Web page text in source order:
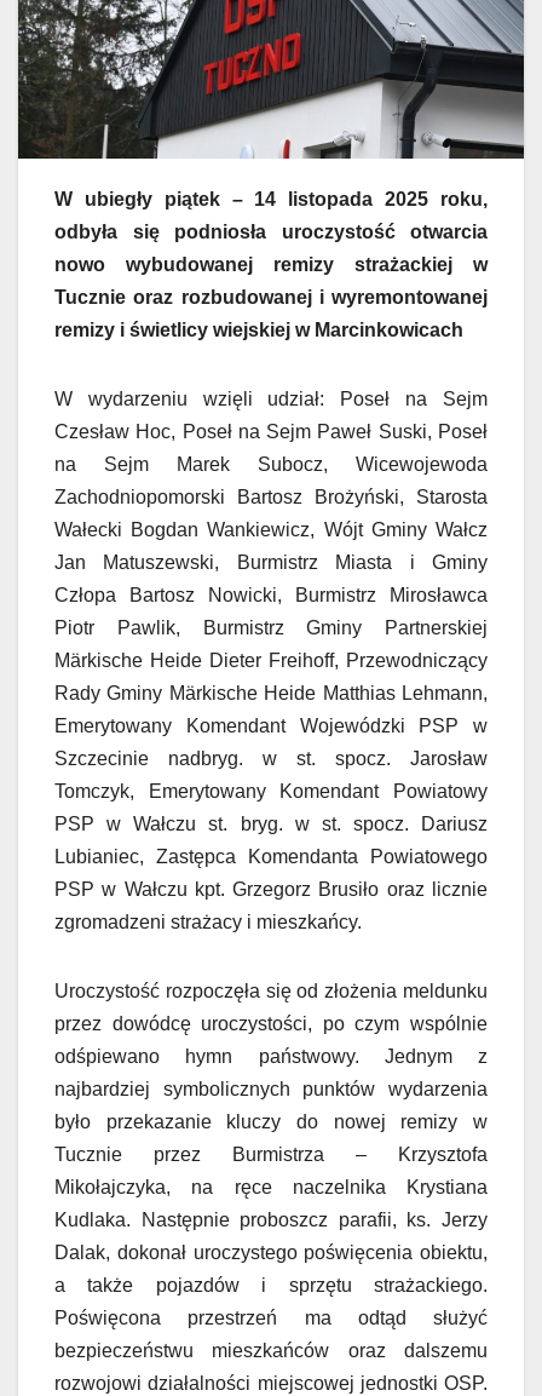
W ubiegły piątek – 14 listopada 2025 roku,
odbyła się podniosła uroczystość otwarcia
nowo wybudowanej remizy strażackiej w
Tucznie oraz rozbudowanej i wyremontowanej
remizy i świetlicy wiejskiej w Marcinkowicach
W wydarzeniu wzięli udział: Poseł na Sejm
Czesław Hoc, Poseł na Sejm Paweł Suski, Poseł
na Sejm Marek Subocz, Wicewojewoda
Zachodniopomorski Bartosz Brożyński, Starosta
Wałecki Bogdan Wankiewicz, Wójt Gminy Wałcz
Jan Matuszewski, Burmistrz Miasta i Gminy
Człopa Bartosz Nowicki, Burmistrz Mirosławca
Piotr Pawlik, Burmistrz Gminy Partnerskiej
Märkische Heide Dieter Freihoff, Przewodniczący
Rady Gminy Märkische Heide Matthias Lehmann,
Emerytowany Komendant Wojewódzki PSP w
Szczecinie nadbryg. w st. spocz. Jarosław
Tomczyk, Emerytowany Komendant Powiatowy
PSP w Wałczu st. bryg. w st. spocz. Dariusz
Lubianiec, Zastępca Komendanta Powiatowego
PSP w Wałczu kpt. Grzegorz Brusiło oraz licznie
zgromadzeni strażacy i mieszkańcy.
Uroczystość rozpoczęła się od złożenia meldunku
przez dowódcę uroczystości, po czym wspólnie
odśpiewano hymn państwowy. Jednym z
najbardziej symbolicznych punktów wydarzenia
było przekazanie kluczy do nowej remizy w
Tucznie przez Burmistrza – Krzysztofa
Mikołajczyka, na ręce naczelnika Krystiana
Kudlaka. Następnie proboszcz parafii, ks. Jerzy
Dalak, dokonał uroczystego poświęcenia obiektu,
a także pojazdów i sprzętu strażackiego.
Poświęcona przestrzeń ma odtąd służyć
bezpieczeństwu mieszkańców oraz dalszemu
rozwojowi działalności miejscowej jednostki OSP.